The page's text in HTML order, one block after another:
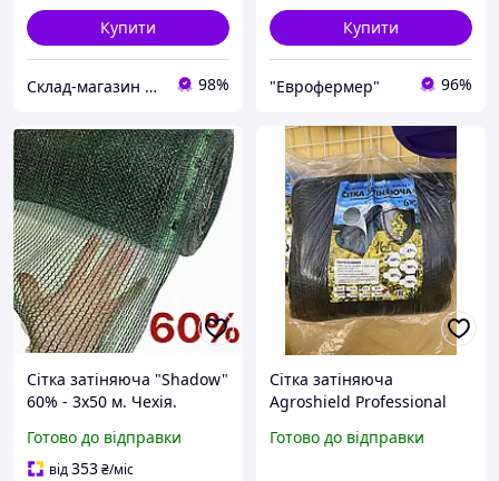
Купити
Склад-магазин " Свояк " 98%
Купити
"Еврофермер" 96%
Сітка затіняюча "Shadow"
60% - 3x50 м. Чехія.
Готово до відправки
від353₴/міс
Сітка затіняюча
Agroshield Professional
пакетована 4×5м хакі
Готово до відправки